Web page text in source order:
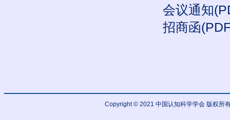
会议通知
招商函
Copyright © 2021 中国认知科学学会 版权所